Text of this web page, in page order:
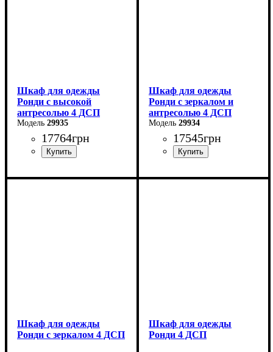
Шкаф для одежды
Ронди с высокой
антресолью 4 ДСП
29935
17764грн
Ширина: 160 см
Шкаф для одежды
Ронди с зеркалом и
антресолью 4 ДСП
29934
17545грн
Ширина: 160 см
Шкаф для одежды
Ронди с зеркалом 4 ДСП
Шкаф для одежды
Ронди 4 ДСП